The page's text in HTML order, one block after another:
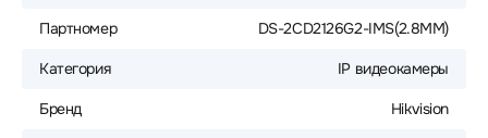
Партномер DS-2CD2126G2-IMS(2.8MM)
Категория IP видеокамеры
Бренд Hikvision